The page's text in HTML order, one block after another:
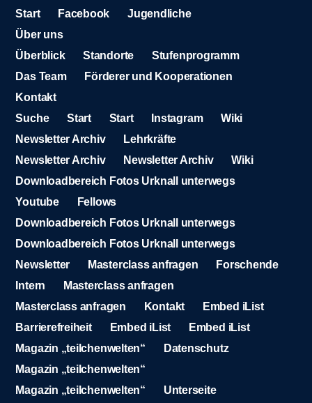
Start
Facebook
Jugendliche
Über uns
Überblick
Standorte
Stufenprogramm
Das Team
Förderer und Kooperationen
Kontakt
Suche
Start Start Instagram
Wiki
Newsletter Archiv
Lehrkräfte
Newsletter Archiv
Newsletter Archiv
Wiki
Downloadbereich Fotos Urknall unterwegs
Youtube
Fellows
Downloadbereich Fotos Urknall unterwegs
Downloadbereich Fotos Urknall unterwegs
Newsletter
Masterclass anfragen
Forschende
Intern
Masterclass anfragen
Masterclass anfragen
Kontakt
Embed iList
Barrierefreiheit
Embed iList
Embed iList
Magazin „teilchenwelten“
Datenschutz
Magazin „teilchenwelten“
Magazin „teilchenwelten“
Unterseite